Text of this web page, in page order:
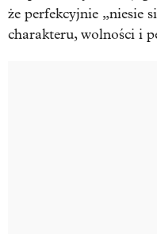
że perfekcyjnie „niesie
charakteru, wolności i